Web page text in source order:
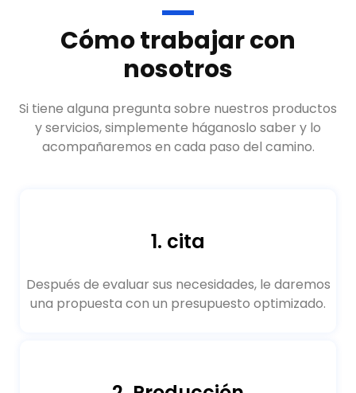
Cómo trabajar con
nosotros
Si tiene alguna pregunta sobre nuestros productos
y servicios, simplemente háganoslo saber y lo
acompañaremos en cada paso del camino.
1. cita
Después de evaluar sus necesidades, le daremos
una propuesta con un presupuesto optimizado.